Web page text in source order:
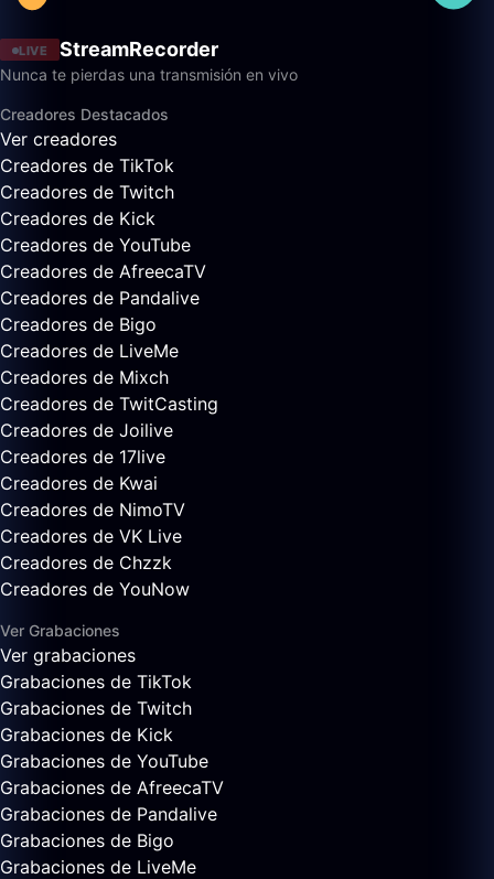
LIVE StreamRecorder
Nunca te pierdas una transmisión en vivo
Creadores Destacados
Ver creadores
Creadores de TikTok
Creadores de Twitch
Creadores de Kick
Creadores de YouTube
Creadores de AfreecaTV
Creadores de Pandalive
Creadores de Bigo
Creadores de LiveMe
Creadores de Mixch
Creadores de TwitCasting
Creadores de Joilive
Creadores de 17live
Creadores de Kwai
Creadores de NimoTV
Creadores de VK Live
Creadores de Chzzk
Creadores de YouNow
Ver Grabaciones
Ver grabaciones
Grabaciones de TikTok
Grabaciones de Twitch
Grabaciones de Kick
Grabaciones de YouTube
Grabaciones de AfreecaTV
Grabaciones de Pandalive
Grabaciones de Bigo
Grabaciones de LiveMe